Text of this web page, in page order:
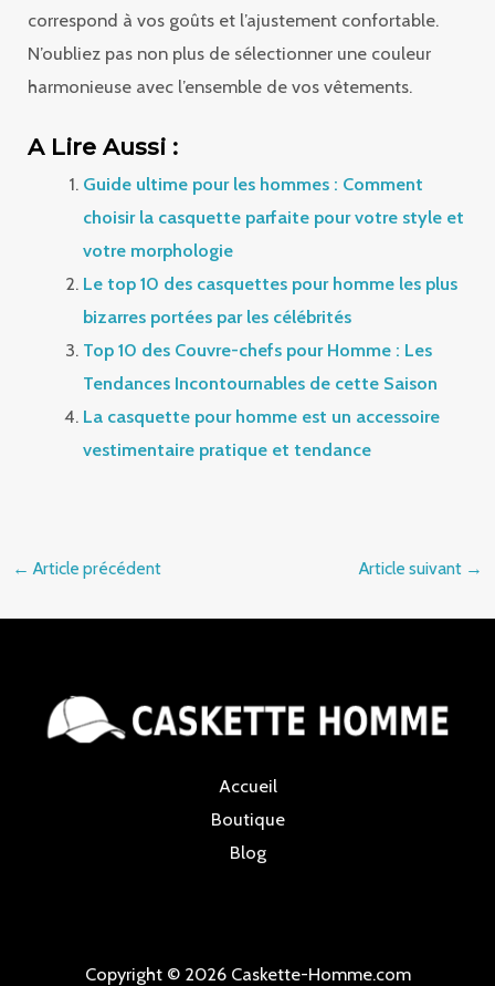
correspond à vos goûts et l’ajustement confortable.
N’oubliez pas non plus de sélectionner une couleur
harmonieuse avec l’ensemble de vos vêtements.
A Lire Aussi :
Guide ultime pour les hommes : Comment
choisir la casquette parfaite pour votre style et
votre morphologie
Le top 10 des casquettes pour homme les plus
bizarres portées par les célébrités
Top 10 des Couvre-chefs pour Homme : Les
Tendances Incontournables de cette Saison
La casquette pour homme est un accessoire
vestimentaire pratique et tendance
← Article précédent Article suivant →
Accueil
Boutique
Blog
Copyright © 2026 Caskette-Homme.com